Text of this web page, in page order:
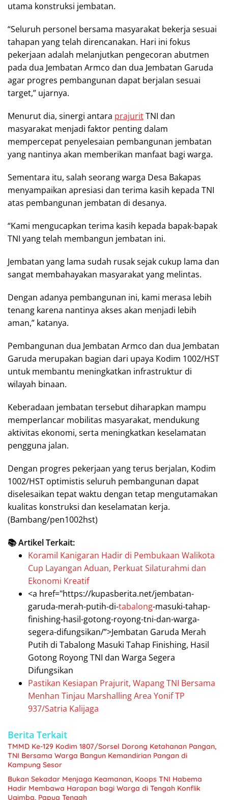
utama konstruksi jembatan.
“Seluruh personel bersama masyarakat bekerja sesuai
tahapan yang telah direncanakan. Hari ini fokus
pekerjaan adalah melanjutkan pengecoran abutmen
pada dua Jembatan Armco dan dua Jembatan Garuda
agar progres pembangunan dapat berjalan sesuai
target,” ujarnya.
Menurut dia, sinergi antara prajuritTNI dan
masyarakat menjadi faktor penting dalam
mempercepat penyelesaian pembangunan jembatan
yang nantinya akan memberikan manfaat bagi warga.
Sementara itu, salah seorang warga Desa Bakapas
menyampaikan apresiasi dan terima kasih kepada TNI
atas pembangunan jembatan di desanya.
“Kami mengucapkan terima kasih kepada bapak-bapak
TNI yang telah membangun jembatan ini.
Jembatan yang lama sudah rusak sejak cukup lama dan
sangat membahayakan masyarakat yang melintas.
Dengan adanya pembangunan ini, kami merasa lebih
tenang karena nantinya akses akan menjadi lebih
aman,” katanya.
Pembangunan dua Jembatan Armco dan dua Jembatan
Garuda merupakan bagian dari upaya Kodim 1002/HST
untuk membantu meningkatkan infrastruktur di
wilayah binaan.
Keberadaan jembatan tersebut diharapkan mampu
memperlancar mobilitas masyarakat, mendukung
aktivitas ekonomi, serta meningkatkan keselamatan
pengguna jalan.
Dengan progres pekerjaan yang terus berjalan, Kodim
1002/HST optimistis seluruh pembangunan dapat
diselesaikan tepat waktu dengan tetap mengutamakan
kualitas konstruksi dan keselamatan kerja.
(Bambang/pen1002hst)
📚 Artikel Terkait:
Koramil Kanigaran Hadir di Pembukaan Walikota
Cup Layangan Aduan, Perkuat Silaturahmi dan
Ekonomi Kreatif
<a href="https://kupasberita.net/jembatan-
garuda-merah-putih-di-tabalong-masuki-tahap-
finishing-hasil-gotong-royong-tni-dan-warga-
segera-difungsikan/”>Jembatan Garuda Merah
Putih di Tabalong Masuki Tahap Finishing, Hasil
Gotong Royong TNI dan Warga Segera
Difungsikan
Pastikan Kesiapan Prajurit, Wapang TNI Bersama
Menhan Tinjau Marshalling Area Yonif TP
937/Satria Kalijaga
Berita Terkait
TMMD Ke-129 Kodim 1807/Sorsel Dorong Ketahanan Pangan,
TNI Bersama Warga Bangun Kemandirian Pangan di
Kampung Sesor
Bukan Sekadar Menjaga Keamanan, Koops TNI Habema
Hadir Membawa Harapan bagi Warga di Tengah Konflik
Ugimba, Papua Tengah